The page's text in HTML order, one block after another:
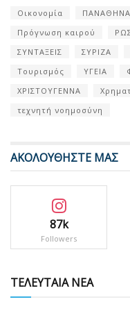
Οικονομία
Πρόγνωση καιρού
ΣΥΝΤΑΞΕΙΣ
ΣΥΡΙΖΑ
Τουρισμός
ΥΓΕΙΑ
ΧΡΙΣΤΟΥΓΕΝΝΑ
τεχνητή νοημοσύνη
ΑΚΟΛΟΥΘΗΣΤΕ ΜΑΣ
87k
Followers
ΤΕΛΕΥΤΑΙΑ ΝΕΑ